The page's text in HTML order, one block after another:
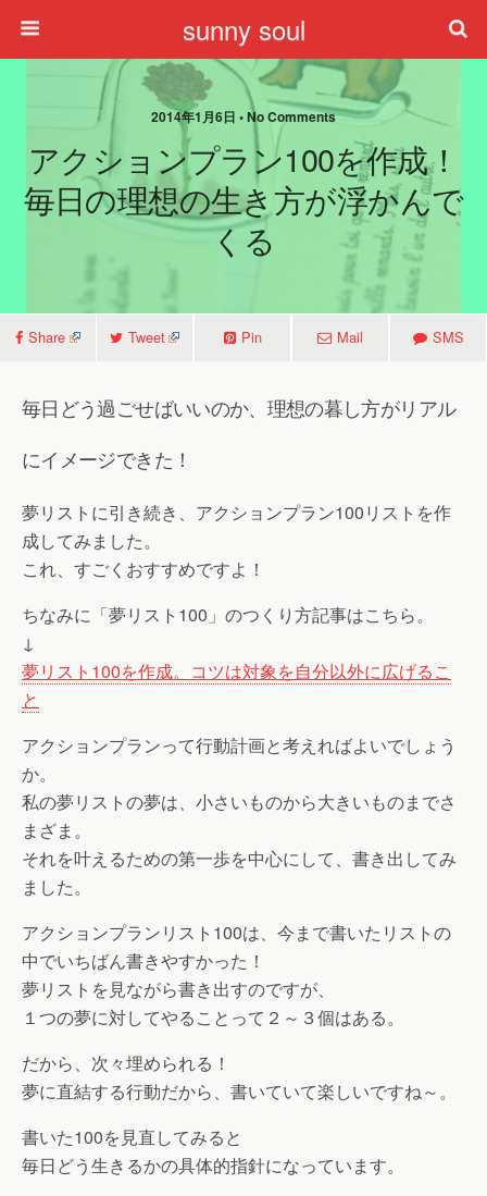
sunny soul
2014年1月6日 • No Comments
アクションプラン100を作成！
毎日の理想の生き方が浮かんで
くる
Share Tweet Pin Mail SMS
毎日どう過ごせばいいのか、理想の暮し方がリアル
にイメージできた！
夢リストに引き続き、アクションプラン100リストを作
成してみました。
これ、すごくおすすめですよ！
ちなみに「夢リスト100」のつくり方記事はこちら。
↓
夢リスト100を作成。コツは対象を自分以外に広げるこ
と
アクションプランって行動計画と考えればよいでしょう
か。
私の夢リストの夢は、小さいものから大きいものまでさ
まざま。
それを叶えるための第一歩を中心にして、書き出してみ
ました。
アクションプランリスト100は、今まで書いたリストの
中でいちばん書きやすかった！
夢リストを見ながら書き出すのですが、
１つの夢に対してやることって２～３個はある。
だから、次々埋められる！
夢に直結する行動だから、書いていて楽しいですね～。
書いた100を見直してみると
毎日どう生きるかの具体的指針になっています。